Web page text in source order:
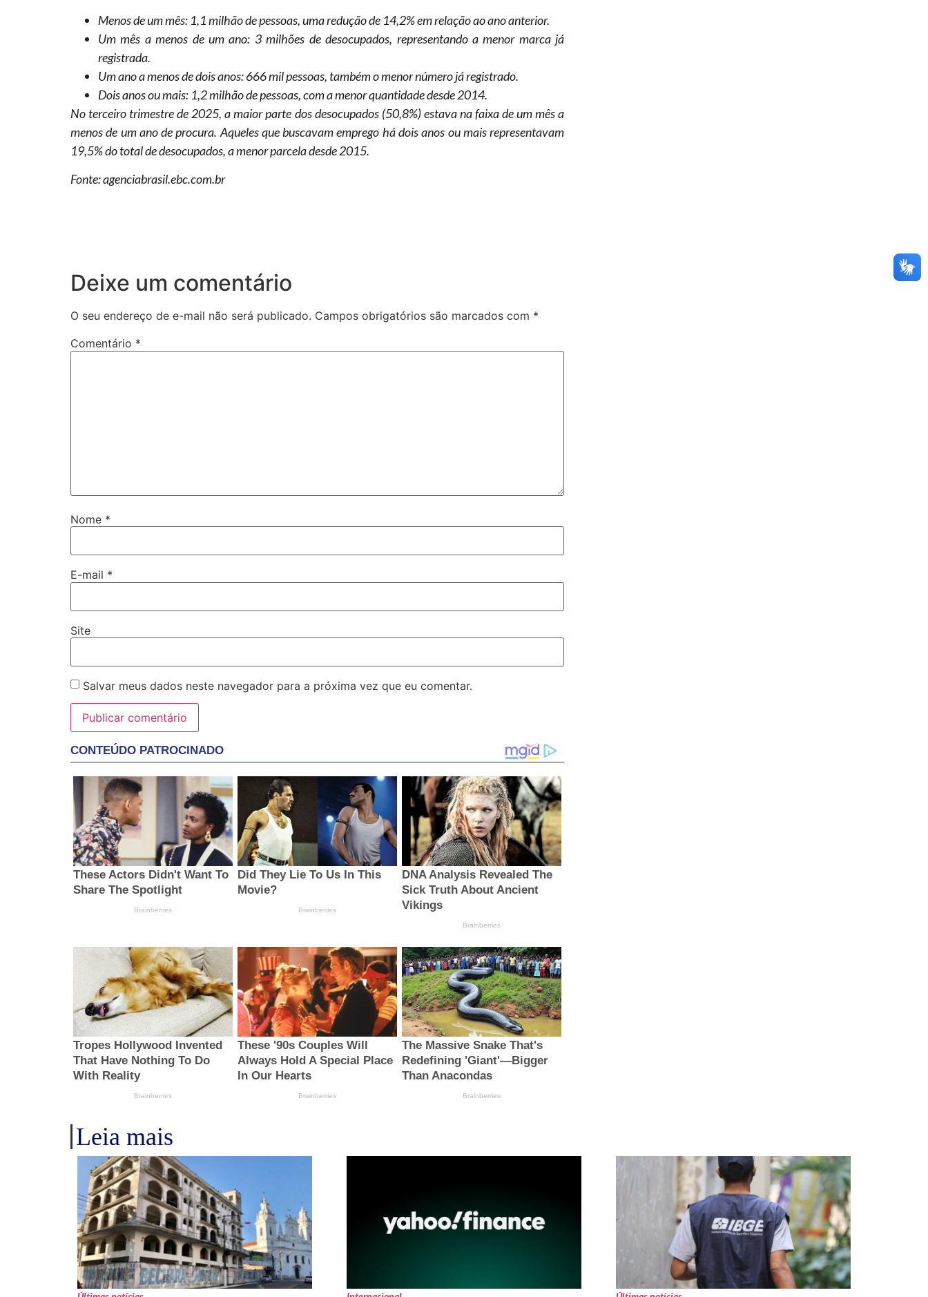
Menos de um mês: 1,1 milhão de pessoas, uma redução de 14,2% em relação ao ano anterior.
Um mês a menos de um ano: 3 milhões de desocupados, representando a menor marca já
registrada.
Um ano a menos de dois anos: 666 mil pessoas, também o menor número já registrado.
Dois anos ou mais: 1,2 milhão de pessoas, com a menor quantidade desde 2014.
No terceiro trimestre de 2025, a maior parte dos desocupados (50,8%) estava na faixa de um mês a
menos de um ano de procura. Aqueles que buscavam emprego há dois anos ou mais representavam
19,5% do total de desocupados, a menor parcela desde 2015.
Fonte: agenciabrasil.ebc.com.br
Deixe um comentário
O seu endereço de e-mail não será publicado. Campos obrigatórios são marcados com *
Comentário *
Nome *
E-mail *
Site
Salvar meus dados neste navegador para a próxima vez que eu comentar.
Leia mais